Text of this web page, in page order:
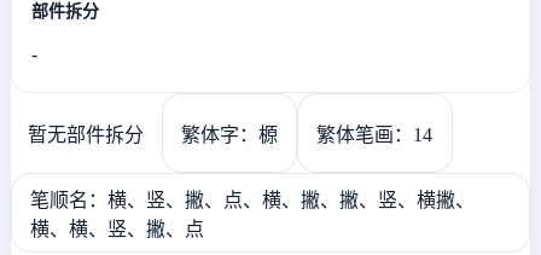
部件拆分
-
暂无部件拆分 繁体字：榞 繁体笔画：14
笔顺名：横、竖、撇、点、横、撇、撇、竖、横撇、
横、横、竖、撇、点